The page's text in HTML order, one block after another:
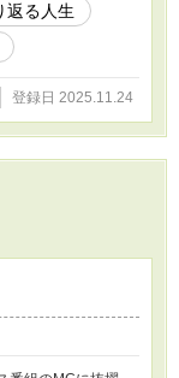
返る人生
登録日 2025.11.24